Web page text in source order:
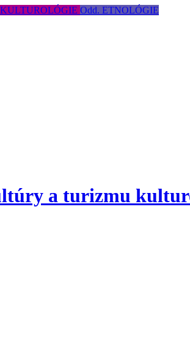
Odd. ETNOLÓGIE
a turizmu